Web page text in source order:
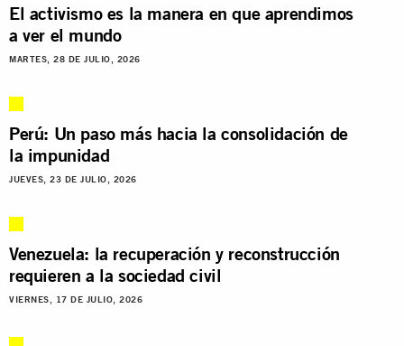
El activismo es la manera en que aprendimos
a ver el mundo
MARTES, 28 DE JULIO, 2026
Perú: Un paso más hacia la consolidación de
la impunidad
JUEVES, 23 DE JULIO, 2026
Venezuela: la recuperación y reconstrucción
requieren a la sociedad civil
VIERNES, 17 DE JULIO, 2026